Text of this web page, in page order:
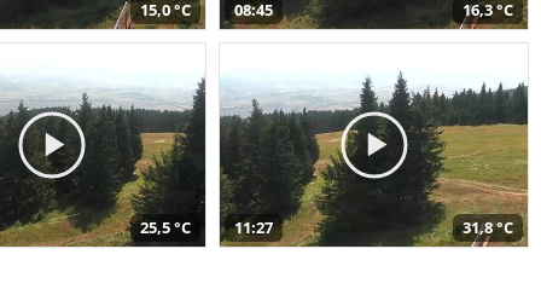
15,0 °C 08:45 16,3 °C
25,5 °C 11:27 31,8 °C